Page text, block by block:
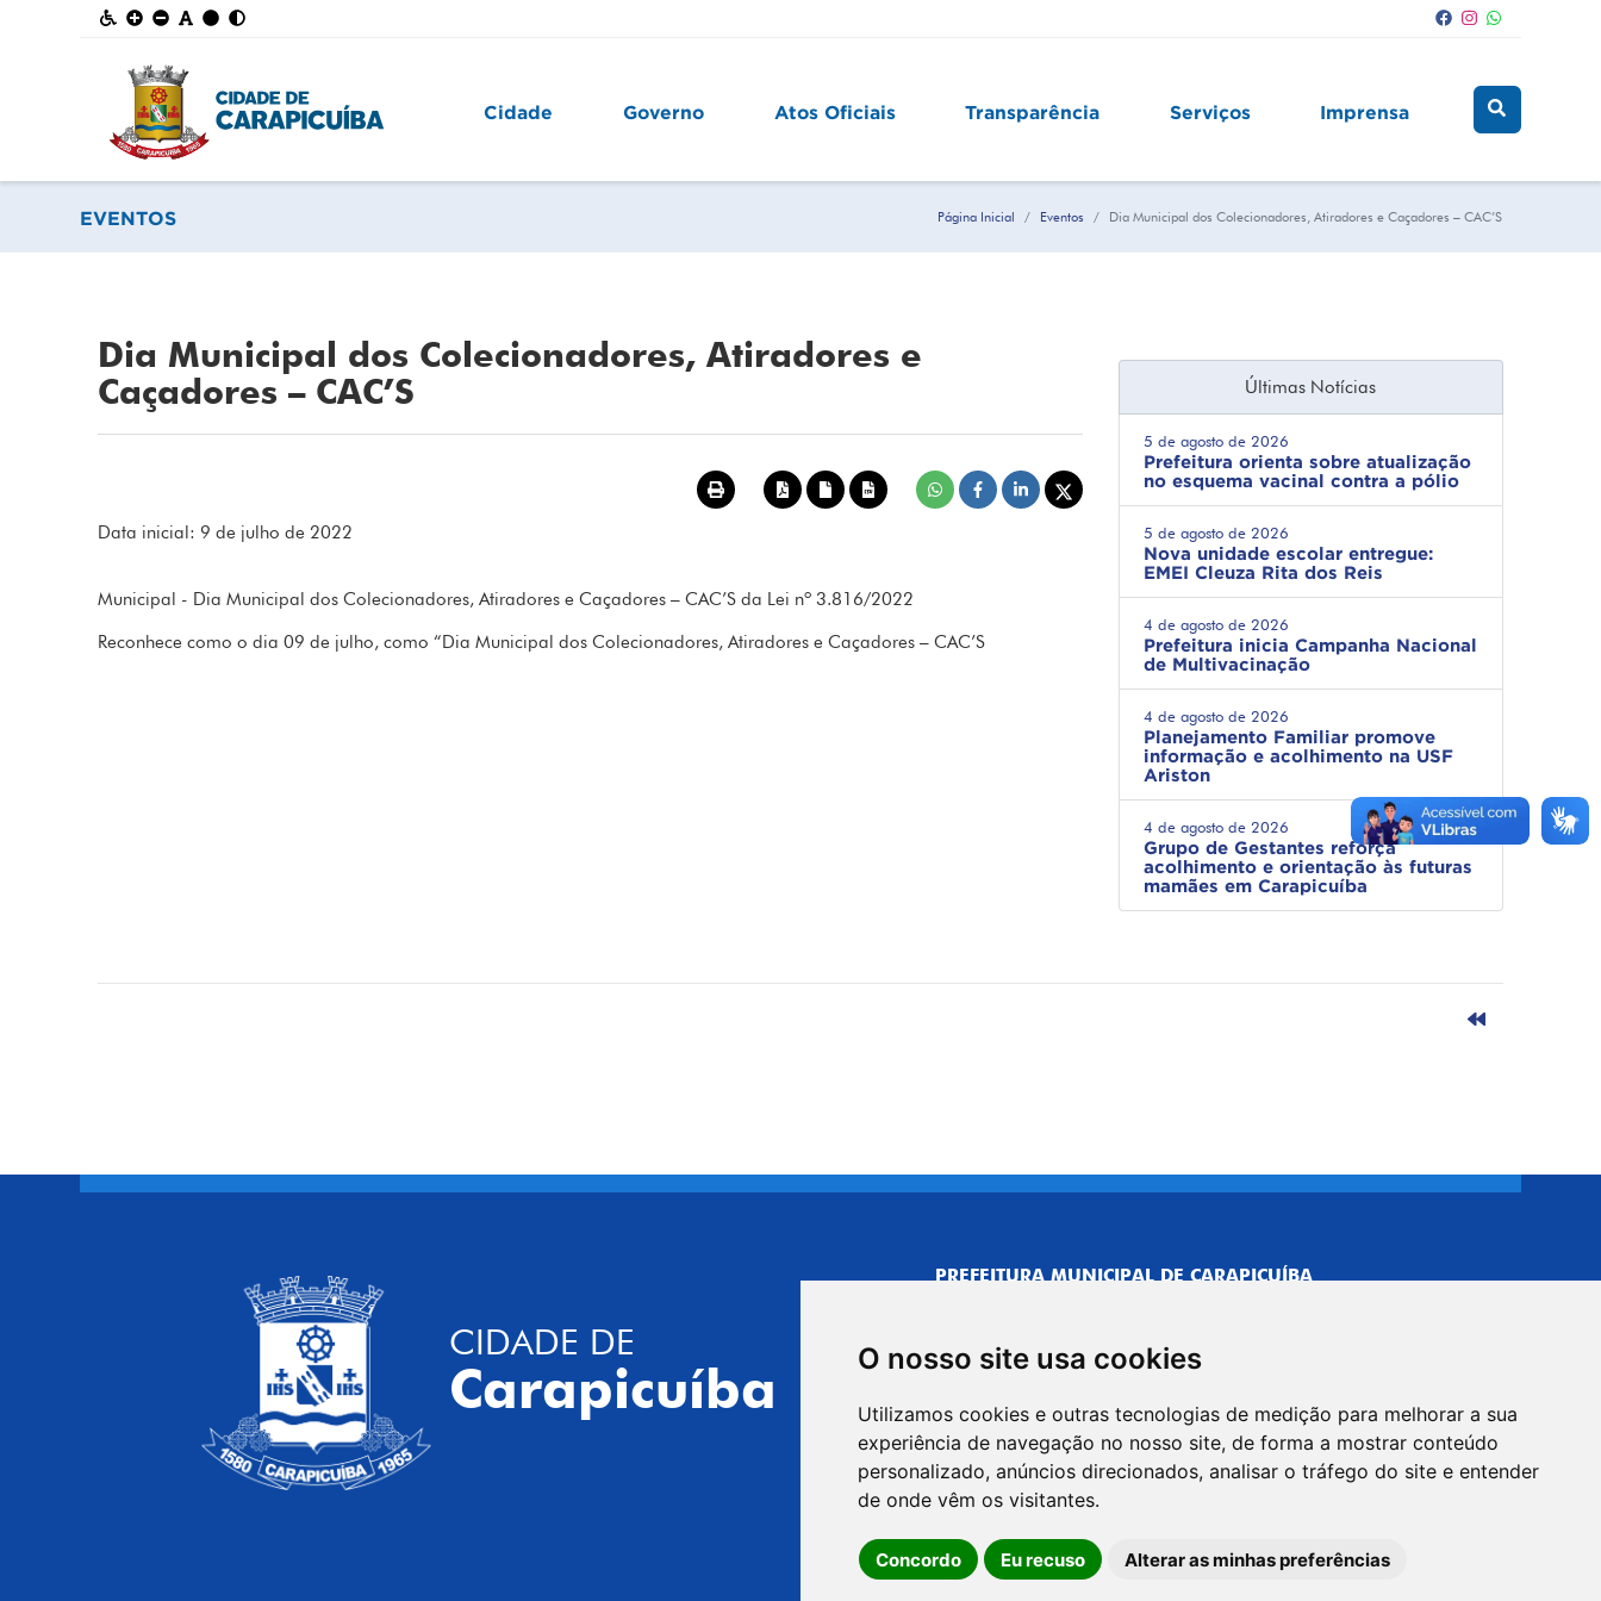
O nosso site usa cookies
Utilizamos cookies e outras tecnologias de medição para melhorar a sua
experiência de navegação no nosso site, de forma a mostrar conteúdo
personalizado, anúncios direcionados, analisar o tráfego do site e entender
de onde vêm os visitantes.
Concordo Eu recuso Alterar as minhas preferências
Cidade Governo Atos Oficiais Transparência Serviços Imprensa
EVENTOS Página Inicial Eventos Dia Municipal dos Colecionadores, Atiradores e Caçadores – CAC’S
Dia Municipal dos Colecionadores, Atiradores e
Caçadores – CAC’S
Data inicial: 9 de julho de 2022
Municipal - Dia Municipal dos Colecionadores, Atiradores e Caçadores – CAC’S da Lei nº 3.816/2022
Reconhece como o dia 09 de julho, como “Dia Municipal dos Colecionadores, Atiradores e Caçadores – CAC’S
Últimas Notícias
5 de agosto de 2026
Prefeitura orienta sobre atualização
no esquema vacinal contra a pólio
5 de agosto de 2026
Nova unidade escolar entregue:
EMEI Cleuza Rita dos Reis
4 de agosto de 2026
Prefeitura inicia Campanha Nacional
de Multivacinação
4 de agosto de 2026
Planejamento Familiar promove
informação e acolhimento na USF
Ariston
4 de agosto de 2026
Grupo de Gestantes reforça
acolhimento e orientação às futuras
mamães em Carapicuíba
CIDADE DE
Carapicuíba
PREFEITURA MUNICIPAL DE CARAPICUÍBA
CENTRO ADMINISTRATIVO
R. Joaquim das Neves, 211 - Vila Caldas, Carapicuíba/SP
Telefone: 4164-5500
GABINETE DO PREFEITO
R. Joaquim das Neves, 205 - Vila Caldas, Carapicuíba/SP
CEP: 06310-030, Brasil